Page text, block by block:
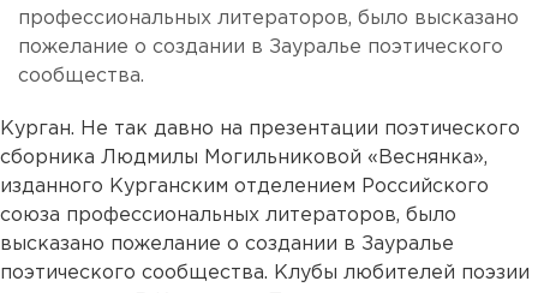
профессиональных литераторов, было высказано
пожелание о создании в Зауралье поэтического
сообщества.
Курган. Не так давно на презентации поэтического
сборника Людмилы Могильниковой «Веснянка»,
изданного Курганским отделением Российского
союза профессиональных литераторов, было
высказано пожелание о создании в Зауралье
поэтического сообщества. Клубы любителей поэзии